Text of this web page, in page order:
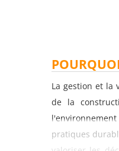
La gestion et la
de la
pratiques